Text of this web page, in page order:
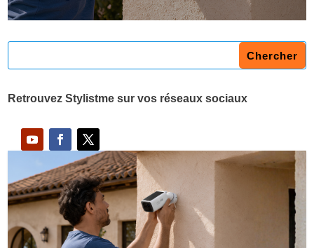
Retrouvez Stylistme sur vos réseaux sociaux